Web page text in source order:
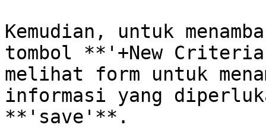
Kemudian, untuk
tombol **'+New
melihat form untuk
informasi yang
**'save'**.